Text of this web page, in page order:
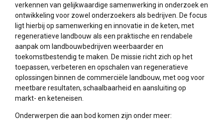
verkennen van gelijkwaardige samenwerking in onderzoek en
ontwikkeling voor zowel onderzoekers als bedrijven. De focus
ligt hierbij op samenwerking en innovatie in de keten, met
regeneratieve landbouw als een praktische en rendabele
aanpak om landbouwbedrijven weerbaarder en
toekomstbestendig te maken. De missie richt zich op het
toepassen, verbeteren en opschalen van regeneratieve
oplossingen binnen de commerciële landbouw, met oog voor
meetbare resultaten, schaalbaarheid en aansluiting op
markt- en keteneisen.
Onderwerpen die aan bod komen zijn onder meer: